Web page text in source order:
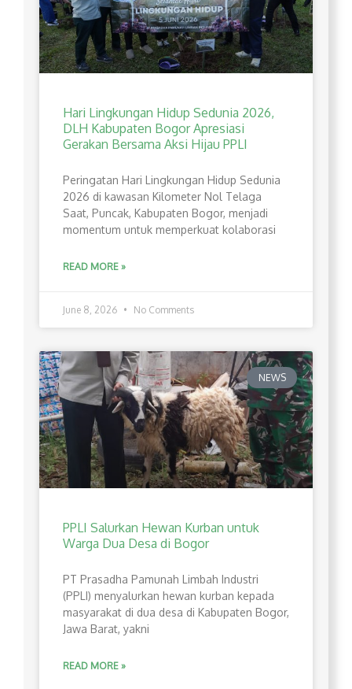
Hari Lingkungan Hidup Sedunia 2026,
DLH Kabupaten Bogor Apresiasi
Gerakan Bersama Aksi Hijau PPLI
Peringatan Hari Lingkungan Hidup Sedunia
2026 di kawasan Kilometer Nol Telaga
Saat, Puncak, Kabupaten Bogor, menjadi
momentum untuk memperkuat kolaborasi
READ MORE »
June 8, 2026 No Comments
NEWS
PPLI Salurkan Hewan Kurban untuk
Warga Dua Desa di Bogor
PT Prasadha Pamunah Limbah Industri
(PPLI) menyalurkan hewan kurban kepada
masyarakat di dua desa di Kabupaten Bogor,
Jawa Barat, yakni
READ MORE »